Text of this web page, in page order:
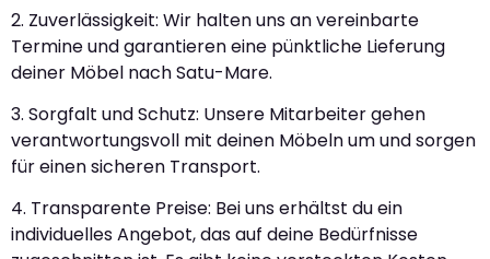
2. Zuverlässigkeit: Wir halten uns an vereinbarte
Termine und garantieren eine pünktliche Lieferung
deiner Möbel nach Satu-Mare.
3. Sorgfalt und Schutz: Unsere Mitarbeiter gehen
verantwortungsvoll mit deinen Möbeln um und sorgen
für einen sicheren Transport.
4. Transparente Preise: Bei uns erhältst du ein
individuelles Angebot, das auf deine Bedürfnisse